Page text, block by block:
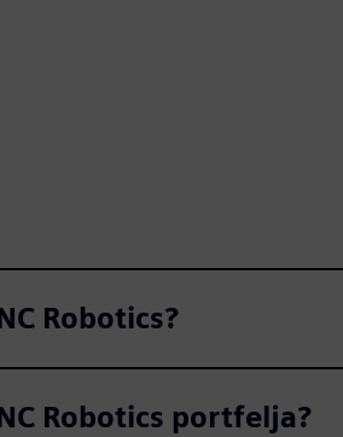
Robotics?
Robotics portfelja?